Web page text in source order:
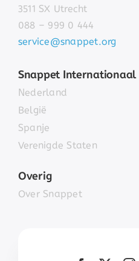
3511 SX Utrecht
088 – 999 0 444
service@snappet.org
Snappet Internationaal
Nederland
België
Spanje
Verenigde Staten
Overig
Over Snappet